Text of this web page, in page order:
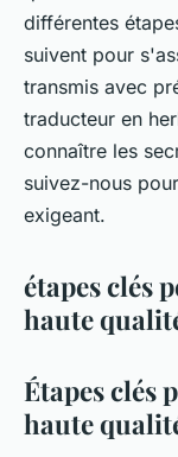
différentes
suivent pour
transmis avec
traducteur en
connaître les
suivez-nous
exigeant.
étapes clés
haute
Étapes clés
haute